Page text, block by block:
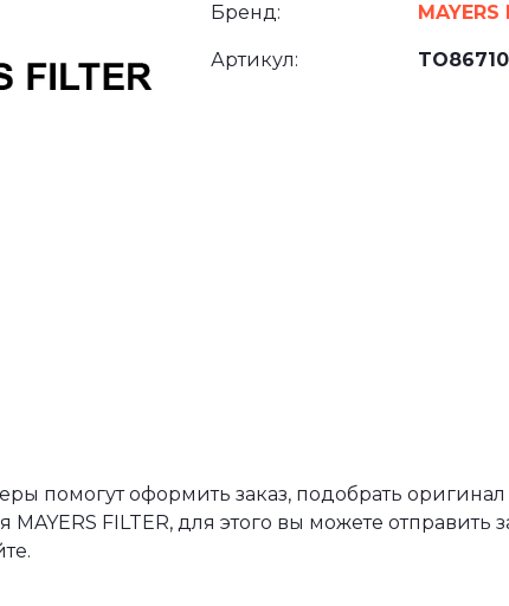
Бренд: MAYERS
Артикул: TO86710
помогут оформить заказ, подобрать
MAYERS FILTER, для этого вы можете отправить